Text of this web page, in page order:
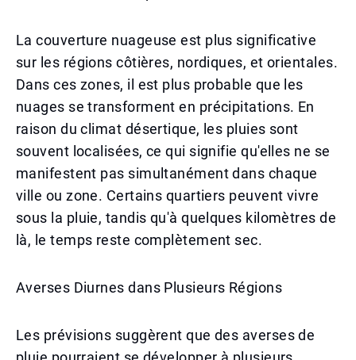
La couverture nuageuse est plus significative
sur les régions côtières, nordiques, et orientales.
Dans ces zones, il est plus probable que les
nuages se transforment en précipitations. En
raison du climat désertique, les pluies sont
souvent localisées, ce qui signifie qu'elles ne se
manifestent pas simultanément dans chaque
ville ou zone. Certains quartiers peuvent vivre
sous la pluie, tandis qu'à quelques kilomètres de
là, le temps reste complètement sec.
Averses Diurnes dans Plusieurs Régions
Les prévisions suggèrent que des averses de